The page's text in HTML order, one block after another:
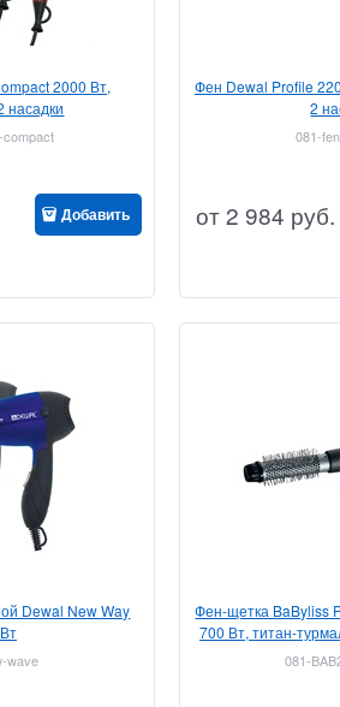
2000 Вт,
насадки
Добавить
Фен Dewal Profile
2
081-
от2 984 руб.
Dewal New Way
wave
Фен-щетка BaByliss
700 Вт, титан-
мм, 2
081-